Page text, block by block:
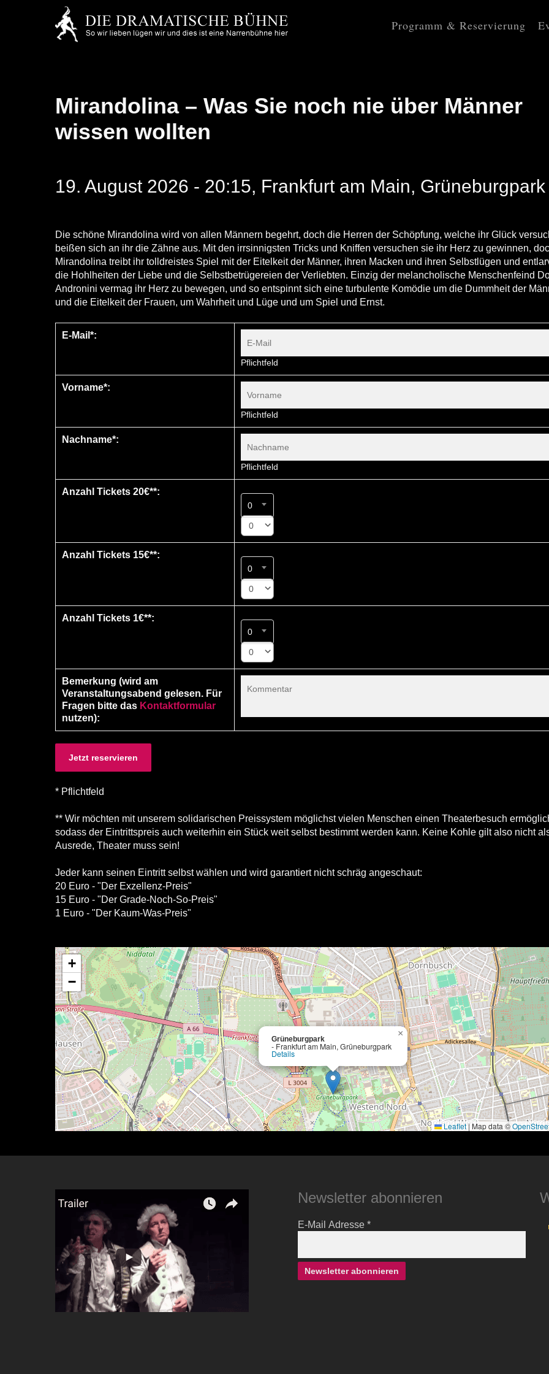
Programm & Reservierung
Mirandolina – Was Sie noch nie über Männer
wissen wollten
19. August 2026 - 20:15, Frankfurt am Main, Grüneburgpark
Die schöne Mirandolina wird von allen Männern begehrt, doch die Herren der Schöpfung, welche ihr Glück
beißen sich an ihr die Zähne aus. Mit den irrsinnigsten Tricks und Kniffen versuchen sie ihr Herz zu gewinnen,
Mirandolina treibt ihr tolldreistes Spiel mit der Eitelkeit der Männer, ihren Macken und ihren Selbstlügen und
die Hohlheiten der Liebe und die Selbstbetrügereien der Verliebten. Einzig der melancholische Menschenfeind
Andronini vermag ihr Herz zu bewegen, und so entspinnt sich eine turbulente Komödie um die Dummheit der
und die Eitelkeit der Frauen, um Wahrheit und Lüge und um Spiel und Ernst.
E-Mail*:
Pflichtfeld
Vorname*:
Pflichtfeld
Nachname*:
Pflichtfeld
Anzahl Tickets 20€**:
0
0
Anzahl Tickets 15€**:
0
0
Anzahl Tickets 1€**:
0
0
Bemerkung (wird am
Veranstaltungsabend gelesen. Für
Fragen bitte das Kontaktformular
nutzen):
* Pflichtfeld
** Wir möchten mit unserem solidarischen Preissystem möglichst vielen Menschen einen Theaterbesuch
sodass der Eintrittspreis auch weiterhin ein Stück weit selbst bestimmt werden kann. Keine Kohle gilt also nicht
Ausrede, Theater muss sein!
Jeder kann seinen Eintritt selbst wählen und wird garantiert nicht schräg angeschaut:
20 Euro - "Der Exzellenz-Preis"
15 Euro - "Der Grade-Noch-So-Preis"
1 Euro - "Der Kaum-Was-Preis"
Grüneburgpark
- Frankfurt am Main, Grüneburgpark
Details
×
+
−
Leaflet|Map data ©
Newsletter abonnieren
E-Mail Adresse *